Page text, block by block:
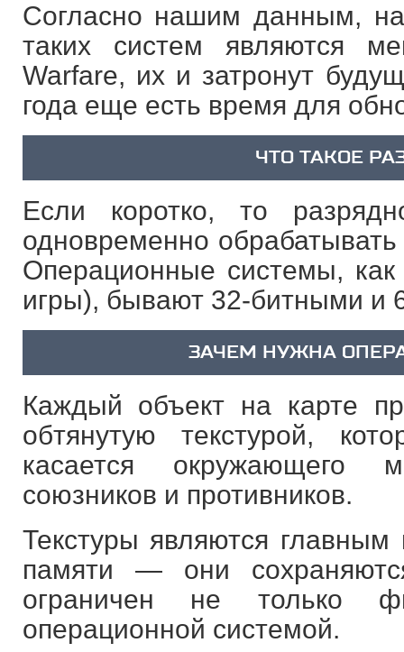
Согласно нашим данным,
таких систем являются
Warfare, их и затронут
года еще есть время для
ЧТО ТАКОЕ
Если коротко, то
одновременно обрабатывать
Операционные системы,
игры), бывают 32-битными и
ЗАЧЕМ НУЖНА
Каждый объект на карте
обтянутую текстурой,
касается окружающего
союзников и противников.
Текстуры являются главным
памяти — они
ограничен не только
операционной системой.